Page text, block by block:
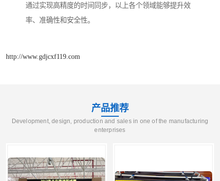
通过实现高精度的时间同步，以上各个领域能够提升效
率、准确性和安全性。
http://www.gdjcxf119.com
产品推荐
Development, design, production and sales in one of the manufacturing
enterprises